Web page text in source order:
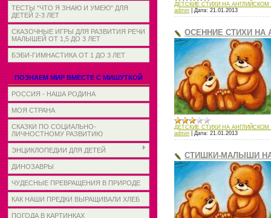
ТЕСТЫ "ЧТО Я ЗНАЮ И УМЕЮ" ДЛЯ
ДЕТЕЙ 2-3 ЛЕТ
СКАЗОЧНЫЕ ИГРЫ ДЛЯ РАЗВИТИЯ РЕЧИ
МАЛЫШЕЙ ОТ 1,5 ДО 3 ЛЕТ
БЭБИ-ГИМНАСТИКА ОТ 1 ДО 3 ЛЕТ
ПОЗНАЕМ МИР ВМЕСТЕ С МИШУТКОЙ
РОССИЯ - НАША РОДИНА
МОЯ СТРАНА
СКАЗКИ ПО СОЦИАЛЬНО-
ЛИЧНОСТНОМУ РАЗВИТИЮ
ЭНЦИКЛОПЕДИИ ДЛЯ ДЕТЕЙ
ДИНОЗАВРЫ
ЧУДЕСНЫЕ ПРЕВРАЩЕНИЯ В ПРИРОДЕ
КАК НАШИ ПРЕДКИ ВЫРАЩИВАЛИ ХЛЕБ
ПОГОДА В КАРТИНКАХ
ДЕТСКИЕ СТИХИ НА АНГЛИЙСКОМ
admin
Дата: 21.01.2013
ОСЕННИЕ СТИХИ НА
ДЕТСКИЕ СТИХИ НА АНГЛИЙСКОМ
admin
Дата: 21.01.2013
СТИШКИ-МАЛЫШИ